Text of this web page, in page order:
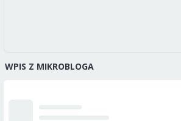
WPIS Z MIKROBLOGA